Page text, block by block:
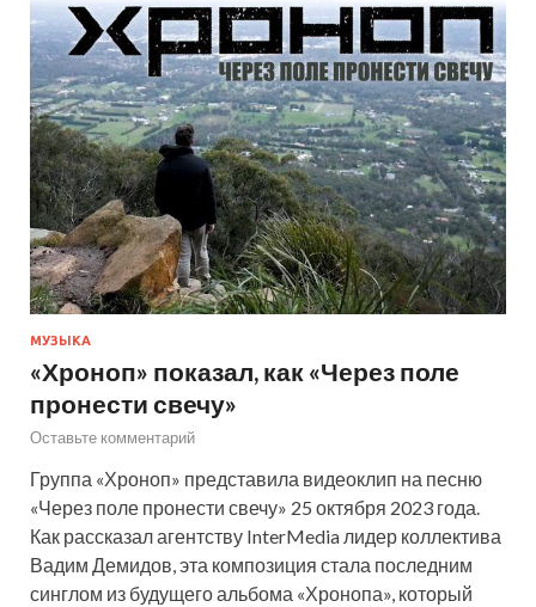
МУЗЫКА
«Хроноп» показал, как «Через поле
пронести свечу»
Оставьте комментарий
Группа «Хроноп» представила видеоклип на песню
«Через поле пронести свечу» 25 октября 2023 года.
Как рассказал агентству InterMedia лидер коллектива
Вадим Демидов, эта композиция стала последним
синглом из будущего альбома «Хронопа», который